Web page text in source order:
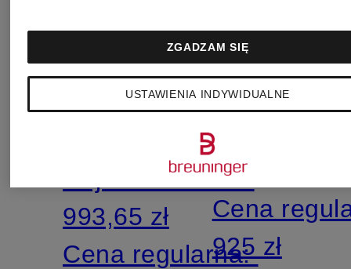
1 169 zł
Najniższa cena:
993,65 zł
Cena regularna:
szerokimi
PALAZZO
389 zł
Najniższa
389 zł
Cena
925 zł
USTAWIENIA INDYWIDUALNE
ZGADZAM SIĘ